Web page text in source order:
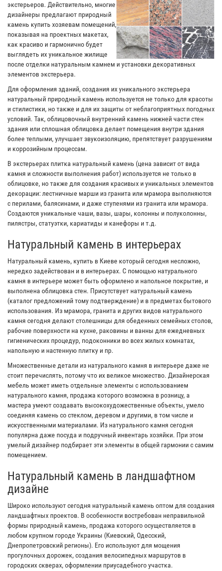
экстерьеров. Действительно, многие
дизайнеры предлагают природный
камень купить хозяевам помещений,
показывая на проектных макетах,
как красиво и гармонично будет
выглядеть их уникальное жилище
после отделки натуральным камнем и установки декоративных
элементов экстерьера.
Для оформления зданий, создания их уникального экстерьера
натуральный природный камень используется не только для красоты
и стилистики, но также и для их защиты от неблагоприятных погодных
условий. Так, облицовочный внутренний камень нижней части стен
здания или сплошная облицовка делает помещения внутри здания
более теплыми, улучшает звукоизоляцию, препятствует разрушениям
и коррозийным процессам.
В экстерьерах плитка натуральный камень (цена зависит от вида
камня и сложности выполнения работ) используется не только в
облицовке, но также для создания красивых и уникальных элементов
декорации: лестничные марши из гранита или мрамора выполняются
с перилами, балясинами, и даже ступенями из гранита или мрамора.
Создаются уникальные чаши, вазы, шары, колонны и полуколонны,
пилястры, статуэтки, кариатиды и канефоры и т.д.
Натуральный камень в интерьерах
Натуральный камень, купить в Киеве который сегодня несложно,
нередко задействован и в интерьерах. С помощью натурального
камня в интерьере может быть оформлено и напольное покрытие, и
выполнена облицовка стен. Присутствует натуральный камень
(каталог предложений тому подтверждение) и в предметах бытового
использования. Из мрамора, гранита и других видов натурального
камня сегодня делают столешницы для обеденных семейных столов,
рабочие поверхности на кухне, раковины и ванны для ежедневных
гигиенических процедур, подоконники во всех жилых комнатах,
напольную и настенную плитку и пр.
Множественные детали из натурального камня в интерьере даже не
стоит перечислять, потому что их великое множество. Дизайнерская
мебель может иметь отдельные элементы с использованием
натурального камня, продажа которого возможна в розницу, а
мастера умеют создавать высокохудожественные объекты, умело
соединяя камень со стеклом, деревом и другими, в том числе и
искусственными материалами. Из натурального камня сегодня
популярна даже посуда и подручный инвентарь хозяйки. При этом
умелый дизайнер подбирает эти элементы в общей гармонии с самим
помещением.
Натуральный камень в ландшафтном
дизайне
Широко используют сегодня натуральный камень оптом для создания
ландшафтных проектов. В особенности востребован неправильной
формы природный камень, продажа которого осуществляется в
любом крупном городе Украины (Киевский, Одесский,
Днепропетровский регионы). Его используют для мощения
прогулочных дорожек, создания велосипедных маршрутов в
городских скверах, оформлении приусадебного участка.